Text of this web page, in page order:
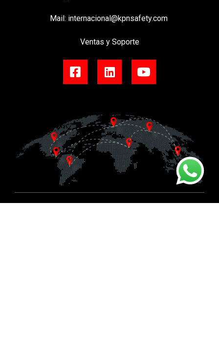
Mail: internacional@kpnsafety.com
Ventas y Soporte